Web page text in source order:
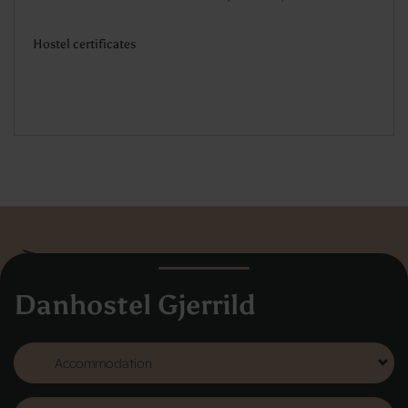
Danhostel Gjerrild
Hostel certificates
Vodroffsvej 32
1900 Frederiksberg